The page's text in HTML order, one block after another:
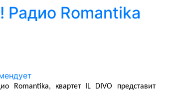
Радио Romantika
Romantika, квартет IL DIVO представит